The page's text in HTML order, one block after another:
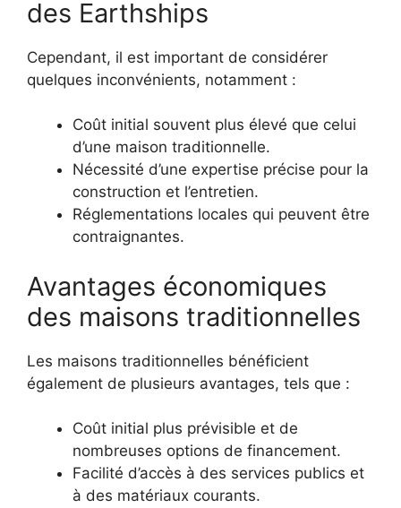
des Earthships
Cependant, il est important de considérer
quelques inconvénients, notamment :
Coût initial souvent plus élevé que celui
d’une maison traditionnelle.
Nécessité d’une expertise précise pour la
construction et l’entretien.
Réglementations locales qui peuvent être
contraignantes.
Avantages économiques
des maisons traditionnelles
Les maisons traditionnelles bénéficient
également de plusieurs avantages, tels que :
Coût initial plus prévisible et de
nombreuses options de financement.
Facilité d’accès à des services publics et
à des matériaux courants.